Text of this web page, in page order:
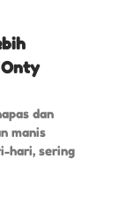
dan
manis
hari, sering